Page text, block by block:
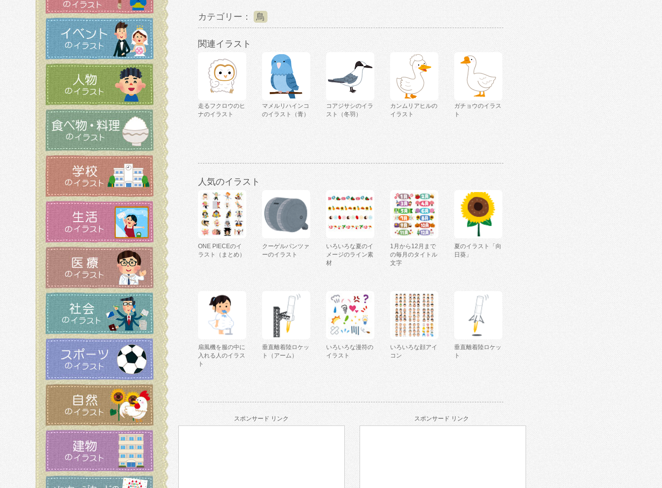
カテゴリー： 鳥
関連イラスト
走るフクロウのヒ
ナのイラスト
マメルリハインコ
のイラスト（青）
コアジサシのイラ
スト（冬羽）
カンムリアヒルの
イラスト
ガチョウのイラス
ト
人気のイラスト
ONE PIECEのイ
ラスト（まとめ）
クーゲルパンツァ
ーのイラスト
いろいろな夏のイ
メージのライン素
材
1月から12月まで
の毎月のタイトル
文字
夏のイラスト「向
日葵」
扇風機を服の中に
入れる人のイラス
ト
垂直離着陸ロケッ
ト（アーム）
いろいろな漫符の
イラスト
いろいろな顔アイ
コン
垂直離着陸ロケッ
ト
スポンサード リンク スポンサード リンク